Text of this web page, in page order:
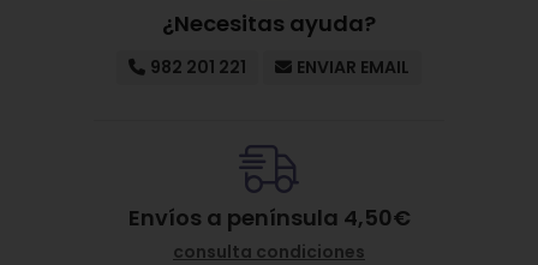
¿Necesitas ayuda?
982 201 221 ENVIAR EMAIL
Envíos a península 4,50€
consulta condiciones